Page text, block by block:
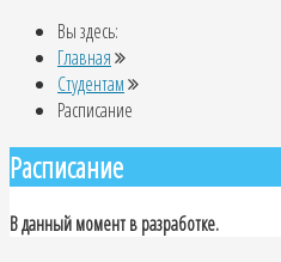
Вы здесь:
Главная
Студентам
Расписание
Расписание
В данный момент в разработке.